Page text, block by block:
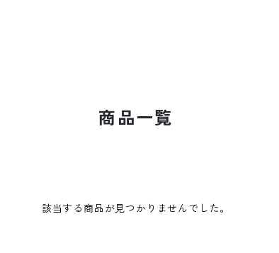
商品一覧
該当する商品が見つかりませんでした。